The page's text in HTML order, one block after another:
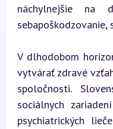
náchylnejšie na
V dlhodobom
vytvárať zdravé
spoločnosti.
sociálnych
psychiatrických